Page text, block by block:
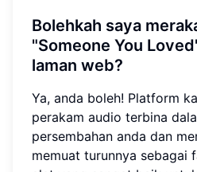
Bolehkah saya
"Someone You
laman web?
Ya, anda boleh! Platform
perakam audio terbina
persembahan anda dan
memuat turunnya sebagai